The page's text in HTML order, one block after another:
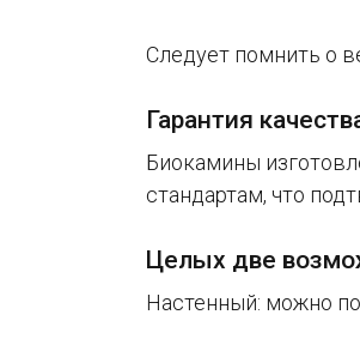
Следует помнить о
Гарантия
Биокамины
стандартам, что
Целых две
Настенный: можно